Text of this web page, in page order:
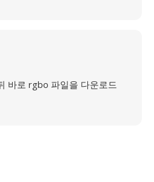
바로 rgbo 파일을 다운로드